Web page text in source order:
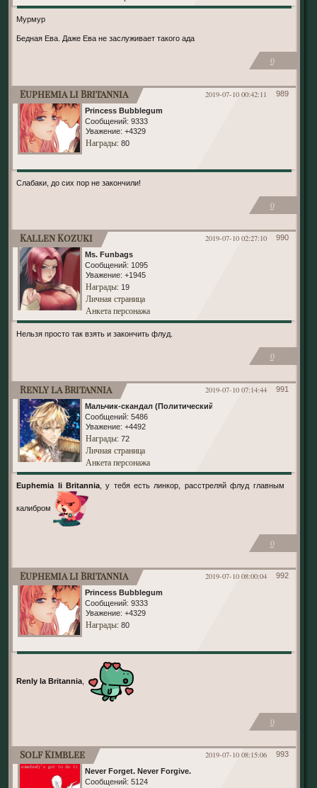
Мурмур
Бедная Ева. Даже Ева не заслуживает такого ада
0
989
2019-07-10 00:42:11
Euphemia li Britannia
Princess Bubblegum
Сообщений: 9333
Уважение: +4329
Награды: 80
Слабаки, до сих пор не закончили!
0
990
2019-07-10 02:27:10
Kallen Kozuki
Ms. Funbags
Сообщений: 1095
Уважение: +1945
Награды: 19
Личная страница
Анкета персонажа
Нельзя просто так взять и закончить флуд.
0
991
2019-07-10 07:14:44
Renly la Britannia
Мальчик-скандал (Политический)
Сообщений: 5486
Уважение: +4492
Награды: 72
Личная страница
Анкета персонажа
Euphemia li Britannia , у тебя есть линкор, расстреляй флуд главным
калибром
0
992
2019-07-10 08:00:04
Euphemia li Britannia
Princess Bubblegum
Сообщений: 9333
Уважение: +4329
Награды: 80
Renly la Britannia ,
0
993
2019-07-10 08:15:06
Solf Kimblee
Never Forget. Never Forgive.
Сообщений: 5124